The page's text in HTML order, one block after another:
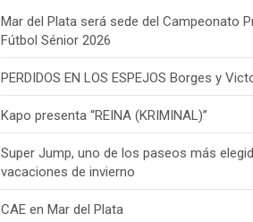
Mar del Plata será sede del Campeonato
Fútbol Sénior 2026
PERDIDOS EN LOS ESPEJOS Borges y
Kapo presenta “REINA (KRIMINAL)”
Super Jump, uno de los paseos más
vacaciones de invierno
CAE en Mar del Plata